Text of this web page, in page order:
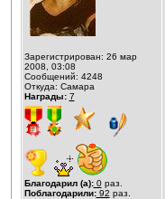
Зарегистрирован: 26 мар
2008, 03:08
Сообщений: 4248
Откуда: Самара
Награды: 7
Благодарил (а):0раз.
Поблагодарили:92 раз.